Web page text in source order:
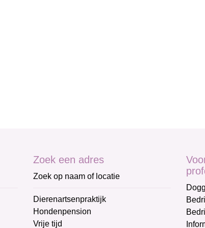
Zoek een adres
Zoek op naam of locatie
Dierenartsenpraktijk
Hondenpension
Vrije tijd